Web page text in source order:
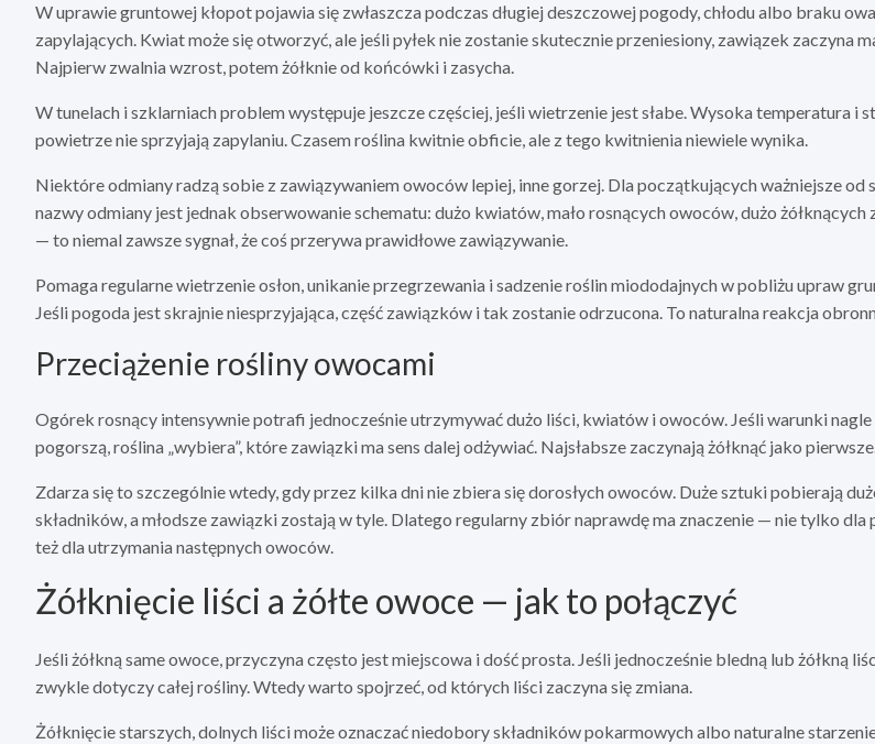
W uprawie gruntowej kłopot pojawia się zwłaszcza podczas długiej deszczowej pogody, chłodu albo braku
zapylających. Kwiat może się otworzyć, ale jeśli pyłek nie zostanie skutecznie przeniesiony, zawiązek zaczyna
Najpierw zwalnia wzrost, potem żółknie od końcówki i zasycha.
W tunelach i szklarniach problem występuje jeszcze częściej, jeśli wietrzenie jest słabe. Wysoka temperatura i
powietrze nie sprzyjają zapylaniu. Czasem roślina kwitnie obficie, ale z tego kwitnienia niewiele wynika.
Niektóre odmiany radzą sobie z zawiązywaniem owoców lepiej, inne gorzej. Dla początkujących ważniejsze od
nazwy odmiany jest jednak obserwowanie schematu: dużo kwiatów, mało rosnących owoców, dużo żółknących
— to niemal zawsze sygnał, że coś przerywa prawidłowe zawiązywanie.
Pomaga regularne wietrzenie osłon, unikanie przegrzewania i sadzenie roślin miododajnych w pobliżu upraw
Jeśli pogoda jest skrajnie niesprzyjająca, część zawiązków i tak zostanie odrzucona. To naturalna reakcja
Przeciążenie rośliny owocami
Ogórek rosnący intensywnie potrafi jednocześnie utrzymywać dużo liści, kwiatów i owoców. Jeśli warunki nagle
pogorszą, roślina „wybiera”, które zawiązki ma sens dalej odżywiać. Najsłabsze zaczynają żółknąć jako
Zdarza się to szczególnie wtedy, gdy przez kilka dni nie zbiera się dorosłych owoców. Duże sztuki pobierają
składników, a młodsze zawiązki zostają w tyle. Dlatego regularny zbiór naprawdę ma znaczenie — nie tylko dla
też dla utrzymania następnych owoców.
Żółknięcie liści a żółte owoce — jak to połączyć
Jeśli żółkną same owoce, przyczyna często jest miejscowa i dość prosta. Jeśli jednocześnie bledną lub żółkną
zwykle dotyczy całej rośliny. Wtedy warto spojrzeć, od których liści zaczyna się zmiana.
Żółknięcie starszych, dolnych liści może oznaczać niedobory składników pokarmowych albo naturalne